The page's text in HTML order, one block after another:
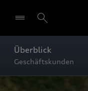
Überblick
Geschäftskunden